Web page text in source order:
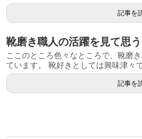
記事を
靴磨き職人の活躍を見て思
ここのところ色々なところで、靴磨
ています。 靴好きとしては興味津々
記事を